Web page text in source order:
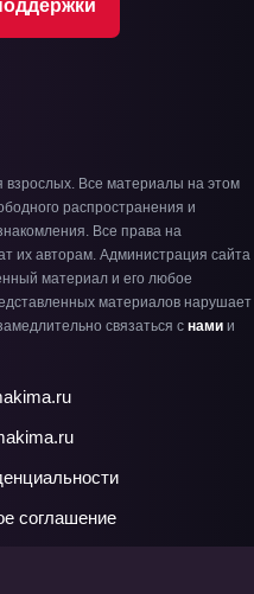
Все материалы на этом
распространения и
Все права на
их авторам. Администрация сайта
материал и его любое
материалов нарушает
связаться с нами и
соглашение